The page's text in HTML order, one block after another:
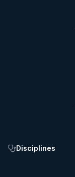
Disciplines